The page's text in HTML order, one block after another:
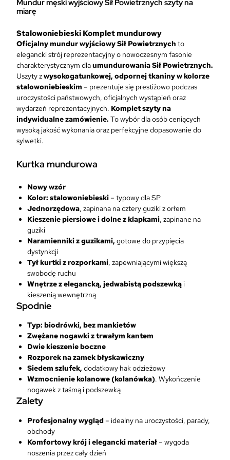
m
ę
k
i
w
y
j
ś
c
i
o
w
y
i
P
o
w
y
h
y
y
n
a
i
Mundur męski wyjściowy Sił Powietrznych szyty na
miarę
Stalowoniebieski Komplet mundurowy
Oficjalny mundur wyjściowy Sił Powietrznych to
elegancki strój reprezentacyjny o nowoczesnym fasonie
charakterystycznym dlaumundurowania Sił Powietrznych.
Uszyty zwysokogatunkowej, odpornej tkaniny w kolorze
stalowoniebieskim – prezentuje się prestiżowo podczas
uroczystości państwowych, oficjalnych wystąpień oraz
wydarzeń reprezentacyjnych. Komplet szyty na
indywidualne zamówienie. To wybór dla osób ceniących
wysoką jakość wykonania oraz perfekcyjne dopasowanie do
sylwetki.
Kurtka mundurowa
Nowy wzór
Kolor: stalowoniebieski – typowy dla SP
Jednorzędowa, zapinana na cztery guziki z orłem
Kieszenie piersiowe i dolne z klapkami, zapinane na
guziki
Naramienniki z guzikami, gotowe do przypięcia
dystynkcji
Tył kurtki z rozporkami, zapewniającymi większą
swobodę ruchu
Wnętrze z elegancką, jedwabistą podszewką i
kieszenią wewnętrzną
Spodnie
Typ: biodrówki, bez mankietów
Zwężane nogawki z trwałym kantem
Dwie kieszenie boczne
Rozporek na zamek błyskawiczny
Siedem szlufek,dodatkowy hak odzieżowy
Wzmocnienie kolanowe (kolanówka). Wykończenie
nogawek z taśmą i podszewką
Zalety
Profesjonalny wygląd – idealny na uroczystości, parady,
obchody
Komfortowy krój i elegancki materiał – wygoda
noszenia przez cały dzień